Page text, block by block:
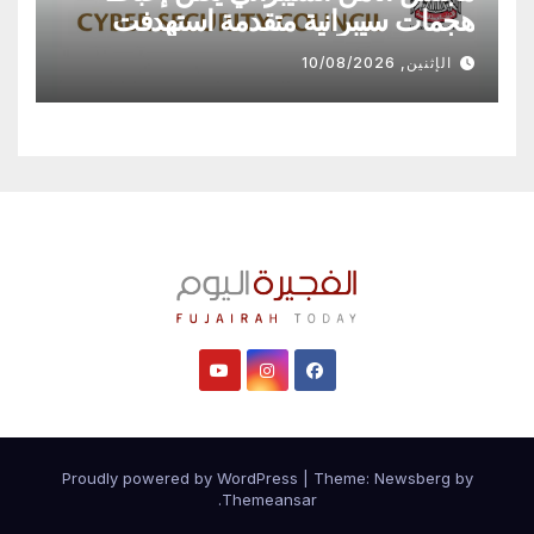
هجمات سيبرانية متقدمة استهدفت
قطاعات حيوية في الدولة
الإثنين, 10/08/2026
Proudly powered by WordPress Theme: Newsberg by
Themeansar
.